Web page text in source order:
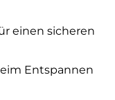
einen sicheren
Entspannen